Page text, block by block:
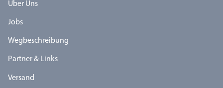
Über Uns
Jobs
Wegbeschreibung
Partner & Links
Versand